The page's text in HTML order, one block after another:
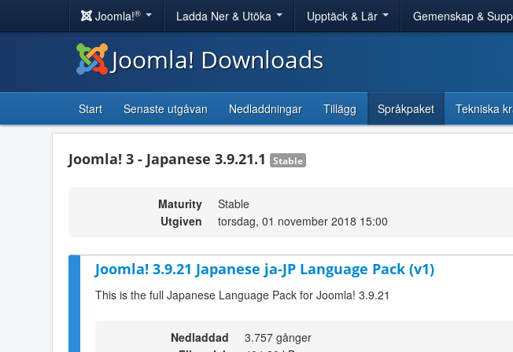
Joomla!® Ladda Ner & Utöka Upptäck & Lär Gemenskap &
Joomla! Downloads
Start Senaste utgåvan Nedladdningar Tillägg Språkpaket Tekniska
Joomla! 3 - Japanese 3.9.21.1 Stable
Maturity
Stable
Utgiven
torsdag, 01 november 2018 15:00
Joomla! 3.9.21 Japanese ja-JP Language Pack (v1)
This is the full Japanese Language Pack for Joomla! 3.9.21
Nedladdad
3.757 gånger